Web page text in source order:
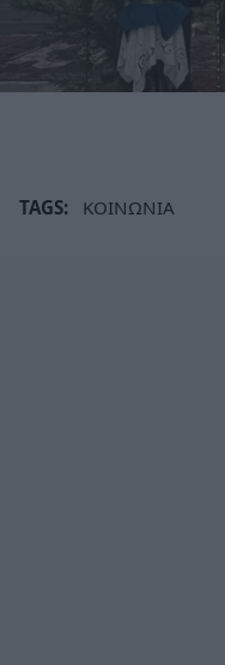
TAGS: ΚΟΙΝΩΝΙΑ